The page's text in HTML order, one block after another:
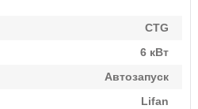
CTG
6 кВт
Автозапуск
Lifan